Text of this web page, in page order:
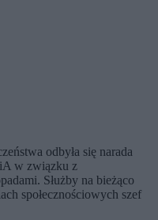
odbyła się narada
w związku z
Służby na bieżąco
społecznościowych szef